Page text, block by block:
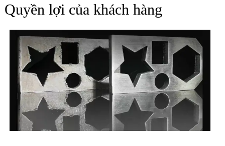
Quyền lợi của khách hàng